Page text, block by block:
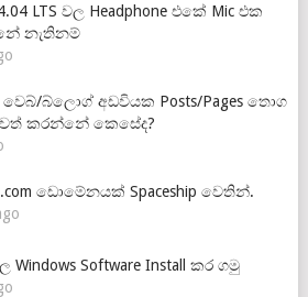
LTS වල Headphone එකේ Mic එක
නැතිනම්
වෙබ්/බ්ලොග් අඩවියක Posts/Pages තොග
කරන්නේ කෙසේද?
ඩොමේනයක් Spaceship වෙතින්.
Windows Software Install කර ගමු